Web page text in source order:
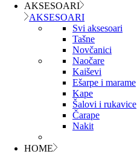
AKSESOARI
AKSESOARI
Svi aksesoari
Tašne
Novčanici
Naočare
Kaiševi
Ešarpe i marame
Kape
Šalovi i rukavice
Čarape
Nakit
HOME